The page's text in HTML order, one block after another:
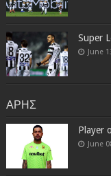
Super
June
ΑΡΗΣ
Player
June